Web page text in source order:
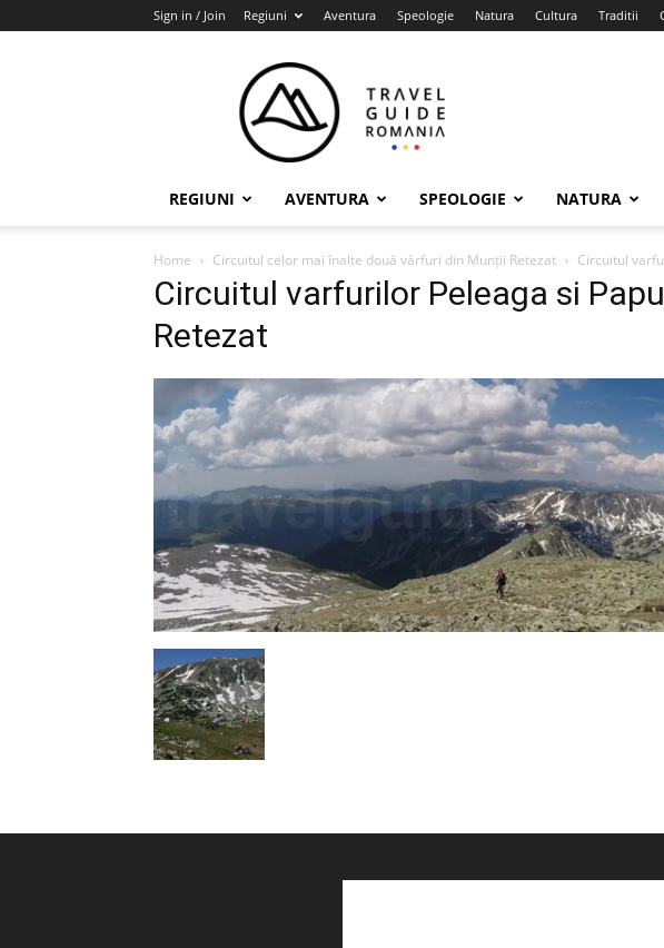
Sign in / Join Regiuni Aventura Speologie Natura Cultura Traditii
Guide
Romania
REGIUNI AVENTURA SPEOLOGIE NATURA
Home Circuitul celor mai înalte două vârfuri din Munții Retezat Circuitul
Circuitul varfurilor Peleaga si
Retezat